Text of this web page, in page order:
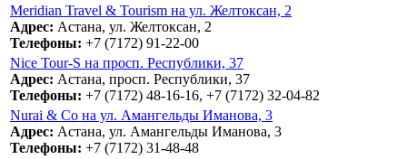
Meridian Travel & Tourism на ул. Желтоксан, 2
Адрес: Астана, ул. Желтоксан, 2
Телефоны: +7 (7172) 91-22-00
Nice Tour-S на просп. Республики, 37
Адрес: Астана, просп. Республики, 37
Телефоны: +7 (7172) 48-16-16, +7 (7172) 32-04-82
Nurаi & Cо на ул. Амангельды Иманова, 3
Адрес: Астана, ул. Амангельды Иманова, 3
Телефоны: +7 (7172) 31-48-48